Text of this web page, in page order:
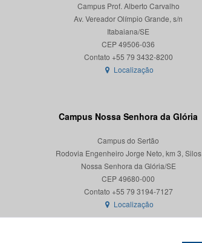
Campus Prof. Alberto Carvalho
Av. Vereador Olímpio Grande, s/n
Itabaiana/SE
CEP 49506-036
Localização
Campus Nossa Senhora da Glória
Campus do Sertão
Rodovia Engenheiro Jorge Neto, km 3, Silos
Nossa Senhora da Glória/SE
CEP 49680-000
Contato +55 79 3194-7127
Localização